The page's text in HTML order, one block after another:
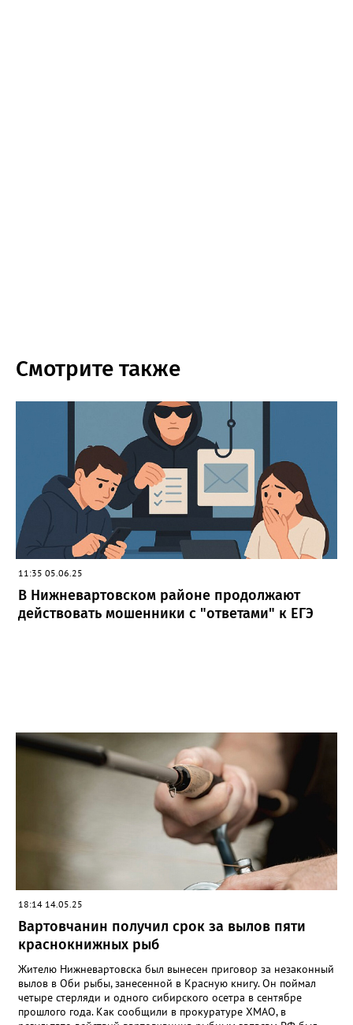
Смотрите также
11:35 05.06.25
В Нижневартовском районе продолжают
действовать мошенники с "ответами" к ЕГЭ
18:14 14.05.25
Вартовчанин получил срок за вылов пяти
краснокнижных рыб
Жителю Нижневартовска был вынесен приговор за незаконный
вылов в Оби рыбы, занесенной в Красную книгу. Он поймал
четыре стерляди и одного сибирского осетра в сентябре
прошлого года. Как сообщили в прокуратуре ХМАО, в